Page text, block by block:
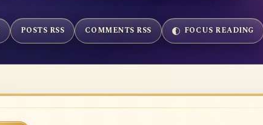
POSTS RSS COMMENTS RSS FOCUS READING